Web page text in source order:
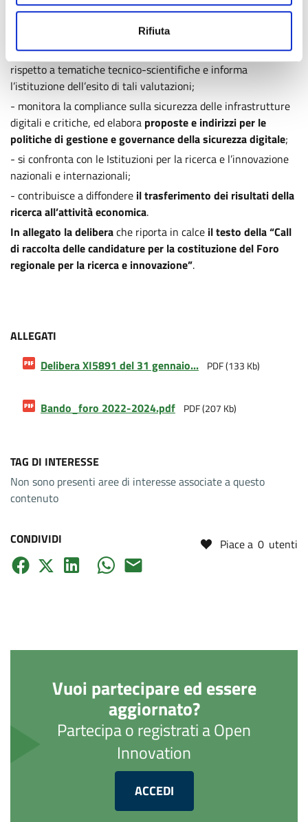
Rifiuta
che possono avere un impatto rilevante sulla società e
- monitora i mutamenti di sensibilità e opinione della società
rispetto a tematiche tecnico-scientifiche e informa
l’istituzione dell’esito di tali valutazioni;
- monitora la compliance sulla sicurezza delle infrastrutture
digitali e critiche, ed elabora proposte e indirizzi per le
politiche di gestione e governance della sicurezza digitale;
- si confronta con le Istituzioni per la ricerca e l’innovazione
nazionali e internazionali;
- contribuisce a diffondere il trasferimento dei risultati della
ricerca all’attività economica.
In allegato la deliberache riporta in calce il testo della “Call
di raccolta delle candidature per la costituzione del Foro
regionale per la ricerca e innovazione”.
ALLEGATI
Delibera XI5891 del 31 gennaio...
PDF (133 Kb)
Bando_foro 2022-2024.pdf PDF (207 Kb)
TAG DI INTERESSE
Non sono presenti aree di interesse associate a questo
contenuto
CONDIVIDI Piace a 0 utenti
Vuoi partecipare ed essere
aggiornato?
Partecipa o registrati a Open
Innovation
ACCEDI